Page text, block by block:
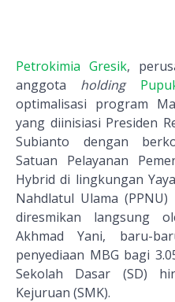
Petrokimia Gresik,
anggota holding
optimalisasi program
yang diinisiasi Presiden
Subianto dengan
Satuan Pelayanan
Hybrid di lingkungan
Nahdlatul Ulama
diresmikan langsung
Akhmad Yani, baru-
penyediaan MBG bagi
Sekolah Dasar (SD)
Kejuruan (SMK).